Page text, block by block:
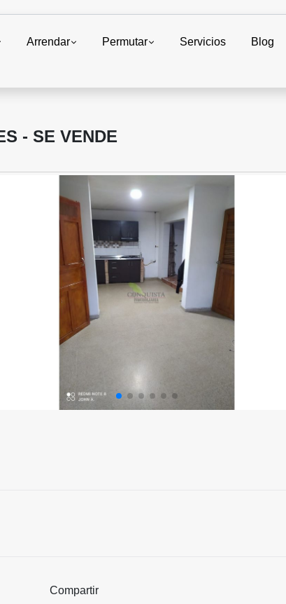
Arrendar Permutar Servicios Blog
- SE VENDE
Compartir